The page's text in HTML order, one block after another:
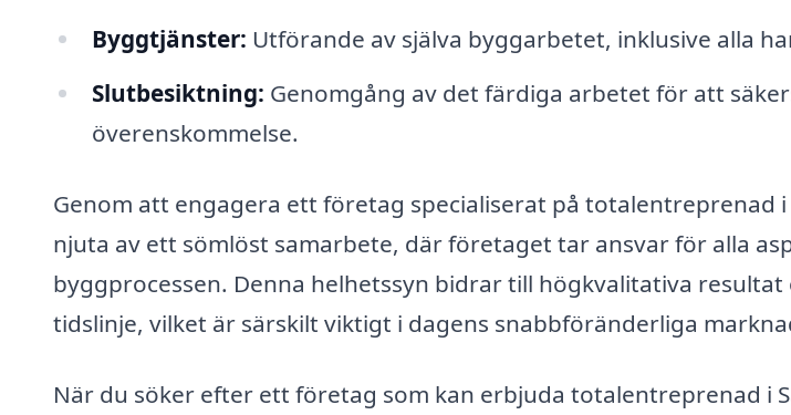
Byggtjänster: Utförande av själva byggarbetet, inklusive alla
Slutbesiktning: Genomgång av det färdiga arbetet för att
överenskommelse.
Genom att engagera ett företag specialiserat på totalentreprenad
njuta av ett sömlöst samarbete, där företaget tar ansvar för alla
byggprocessen. Denna helhetssyn bidrar till högkvalitativa resultat
tidslinje, vilket är särskilt viktigt i dagens snabbföränderliga
När du söker efter ett företag som kan erbjuda totalentreprenad i